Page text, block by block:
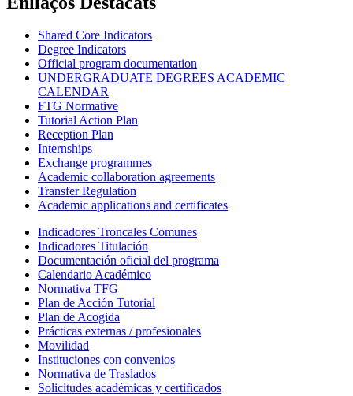
Shared Core Indicators
Degree Indicators
Official program documentation
UNDERGRADUATE DEGREES ACADEMIC
CALENDAR
FTG Normative
Tutorial Action Plan
Reception Plan
Internships
Exchange programmes
Academic collaboration agreements
Transfer Regulation
Academic applications and certificates
Indicadores Troncales Comunes
Indicadores Titulación
Documentación oficial del programa
Calendario Académico
Normativa TFG
Plan de Acción Tutorial
Plan de Acogida
Prácticas externas / profesionales
Movilidad
Instituciones con convenios
Normativa de Traslados
Solicitudes académicas y certificados